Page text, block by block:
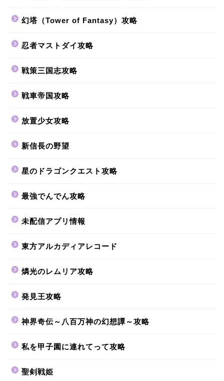
幻塔（Tower of Fantasy）攻略
忍者マストダイ攻略
戦策三国志攻略
戦車帝国攻略
放置少女攻略
新信長の野望
星のドラゴンクエスト攻略
最強でんでん攻略
未配信アプリ情報
東方アルカディアレコード
燐光のレムリア攻略
発見王攻略
神界奇伝～八百万神の幻想譚～攻略
私を甲子園に連れてって攻略
聖剣戦姫